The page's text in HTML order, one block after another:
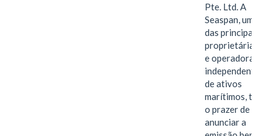
Pte. Ltd. A
Seaspan, uma
das principais
proprietárias
e operadoras
independentes
de ativos
marítimos, tem
o prazer de
anunciar a